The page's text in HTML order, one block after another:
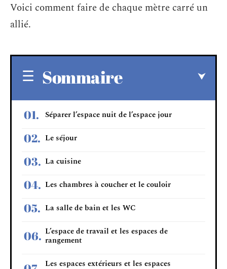
Voici comment faire de chaque mètre carré un
allié.
Sommaire
Séparer l’espace nuit de l’espace jour
Le séjour
La cuisine
Les chambres à coucher et le couloir
La salle de bain et les WC
L’espace de travail et les espaces de
rangement
Les espaces extérieurs et les espaces